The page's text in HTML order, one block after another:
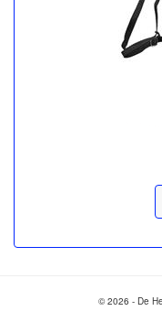
© 2026 - De